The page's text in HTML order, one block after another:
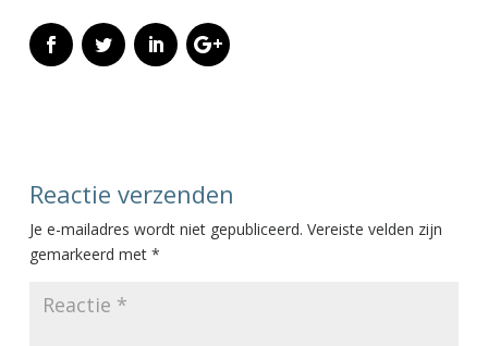
Reactie verzenden
Je e-mailadres wordt niet gepubliceerd. Vereiste velden zijn
gemarkeerd met *